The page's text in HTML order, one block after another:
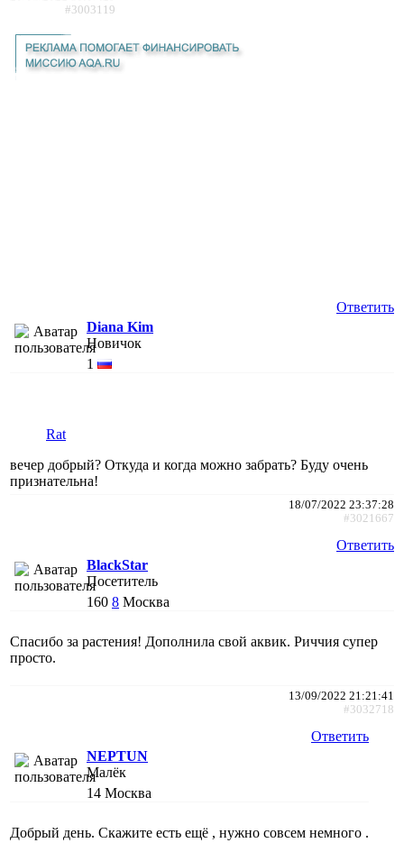
#3003119
Ответить
Diana Kim
Новичок
1
Rat
вечер добрый? Откуда и когда можно забрать? Буду очень
признательна!
18/07/2022 23:37:28
#3021667
Ответить
BlackStar
Посетитель
160 8 Москва
Спасибо за растения! Дополнила свой аквик. Риччия супер
просто.
13/09/2022 21:21:41
#3032718
Ответить
NEPTUN
Малёк
14 Москва
Добрый день. Скажите есть ещё , нужно совсем немного .